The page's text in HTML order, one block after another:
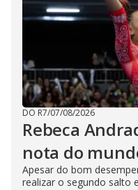
DO R7/07/08/2026
Rebeca
nota do
Apesar do bom
realizar o segundo salto